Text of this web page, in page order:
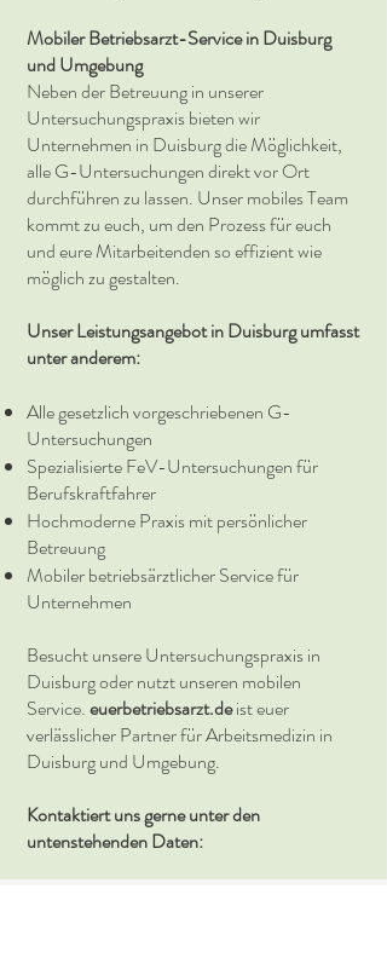
Mobiler Betriebsarzt-Service in Duisburg
und Umgebung
Neben der Betreuung in unserer
Untersuchungspraxis bieten wir
Unternehmen in Duisburg die Möglichkeit,
alle G-Untersuchungen direkt vor Ort
durchführen zu lassen. Unser mobiles Team
kommt zu euch, um den Prozess für euch
und eure Mitarbeitenden so effizient wie
möglich zu gestalten.
Unser Leistungsangebot in Duisburg umfasst
unter anderem:
Alle gesetzlich vorgeschriebenen G-
Untersuchungen
Spezialisierte FeV-Untersuchungen für
Berufskraftfahrer
Hochmoderne Praxis mit persönlicher
Betreuung
Mobiler betriebsärztlicher Service für
Unternehmen
Besucht unsere Untersuchungspraxis in
Duisburg oder nutzt unseren mobilen
Service.euerbetriebsarzt.deist euer
verlässlicher Partner für Arbeitsmedizin in
Duisburg und Umgebung.
Kontaktiert uns gerne unter den
untenstehenden Daten: